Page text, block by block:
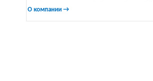
О компании →